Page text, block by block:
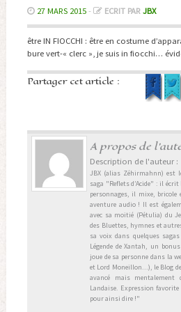
27 MARS 2015- ECRIT PAR JBX
être IN FIOCCHI : être en costume
bure vert-« clerc », je suis in fiocchi…
Partager cet article :
A propos de
Description de l'auteur :
JBX (alias Zéhirmahnn) est
saga "Reflets d’Acide" : il
personnages, il mixe, bricole
aventure audio ! Il est
avec sa moitié (Pétulia) du
des Bluettes, hymnes et
sa voix dans quelques
Légende de Xantah, un
joue de sa personne dans la
et Lord Moneillon...), le Blog
avancé mais
Landaise. Expression
pour ainsi dire !"